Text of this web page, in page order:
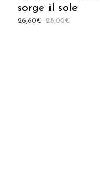
sorge il sole
28,00€
26,60€